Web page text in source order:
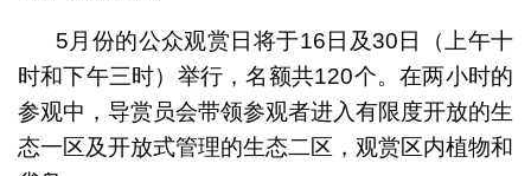
5月份的公众观赏日将于16日及30日（上午十
时和下午三时）举行，名额共120个。在两小时的
参观中，导赏员会带领参观者进入有限度开放的生
态一区及开放式管理的生态二区，观赏区内植物和